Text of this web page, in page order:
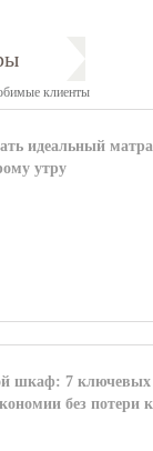
клиенты
идеальный
утру
шкаф: 7 ключевых
без потери